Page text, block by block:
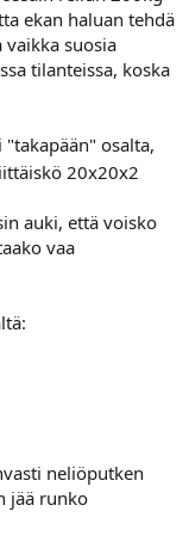
ekan haluan tehdä
suosia
tilanteissa, koska
osalta,
20x20x2
auki, että voisko
vaa
neliöputken
jää runko